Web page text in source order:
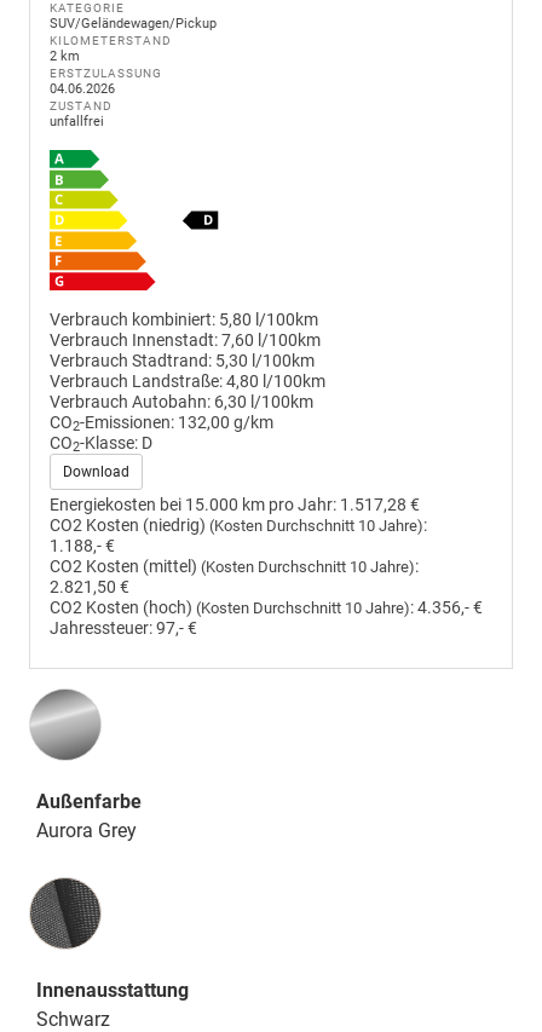
KATEGORIE
SUV/Geländewagen/Pickup
KILOMETERSTAND
2 km
ERSTZULASSUNG
04.06.2026
ZUSTAND
unfallfrei
Verbrauch kombiniert: 5,80 l/100km
Verbrauch Innenstadt:7,60 l/100km
Verbrauch Stadtrand: 5,30 l/100km
Verbrauch Landstraße:4,80 l/100km
Verbrauch Autobahn: 6,30 l/100km
CO2-Emissionen: 132,00 g/km
CO2-Klasse: D
Download
Energiekosten bei 15.000 km pro Jahr: 1.517,28 €
CO2 Kosten (niedrig) (Kosten Durchschnitt 10 Jahre):
1.188,- €
CO2 Kosten (mittel) (Kosten Durchschnitt 10 Jahre):
2.821,50 €
CO2 Kosten (hoch) (Kosten Durchschnitt 10 Jahre):4.356,- €
Jahressteuer:97,- €
Außenfarbe
Aurora Grey
Innenausstattung
Innenausstattung
Schwarz